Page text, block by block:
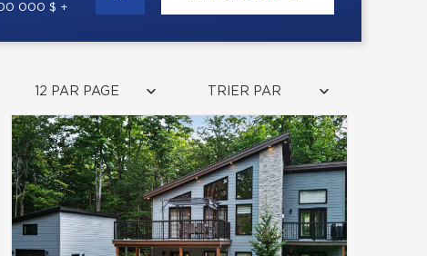
000 $ +
12 PAR PAGE TRIER PAR